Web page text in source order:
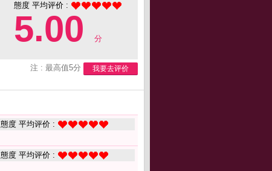
態度 平均评价 :
5.00 分
注 : 最高值5分 我要去评价
態度 平均评价 :
態度 平均评价 :